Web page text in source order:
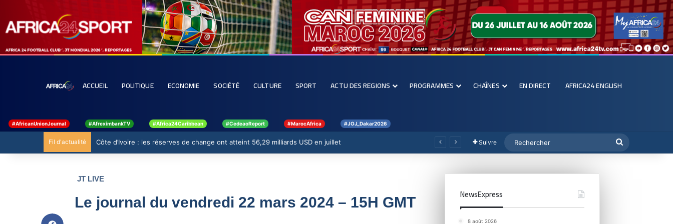
ACCUEIL POLITIQUE ECONOMIE SOCIÉTÉ CULTURE SPORT ACTU DES REGIONS PROGRAMMES CHAÎNES EN DIRECT AFRICA24 ENGLISH
#AfricanUnionJournal #AfreximbankTV #Africa24Caribbean #CedeaoReport #MarocAfrica #JOJ_Dakar2026
Fil d'actualité Côte d’Ivoire : les réserves de change ont atteint 56,29 milliards USD en juillet Suivre
JT LIVE
Le journal du vendredi 22 mars 2024 – 15H GMT NewsExpress
8 août 2026